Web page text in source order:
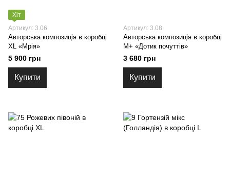
Хіт
Артикул: 3.06
Авторська композиція в коробці
XL «Мрія»
5 900 грн
Купити
Артикул: 3.08
Авторська композиція в коробці
M+ «Дотик почуттів»
3 680 грн
Купити